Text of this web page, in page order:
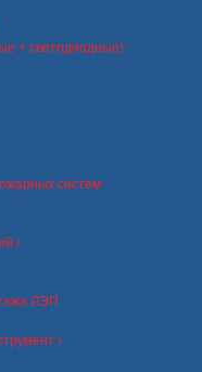
+ светодиодные)
систем
ЛЭП